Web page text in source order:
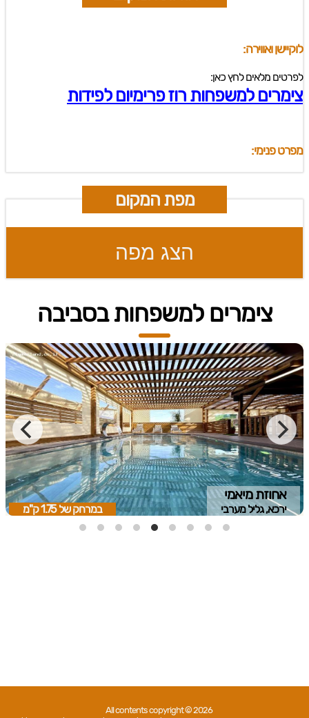
לוקיישן ואווירה:
לפרטים מלאים לחץ כאן:
צימרים למשפחות רוז פרימיום לפידות
מפרט פנימי:
מפת המקום
הצג מפה
צימרים למשפחות בסביבה
אחוזת מיאמי
ירכא, גליל מערבי במרחק של 1.75 ק"מ
All contents copyright © 2026